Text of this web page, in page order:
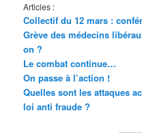
Articles :
Collectif du 12 mars :
Grève des médecins
on ?
Le combat continue…
On passe à l’action !
Quelles sont les attaques
loi anti fraude ?